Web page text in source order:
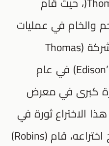
والخام في عمليات
الصناعة بكميات كبيرة لشركة (Thomas
Edison’s Ore-Milling Company) في عام
كبرى في معرض
الاختراع ثورة في
صناعة التعدين، بعد نجاح اختراعه، قام (Robins)